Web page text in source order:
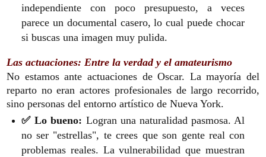
independiente con poco presupuesto, a veces
parece un documental casero, lo cual puede chocar
si buscas una imagen muy pulida.
Las actuaciones: Entre la verdad y el amateurismo
No estamos ante actuaciones de Oscar. La mayoría del
reparto no eran actores profesionales de largo recorrido,
sino personas del entorno artístico de Nueva York.
✅ Lo bueno: Logran una naturalidad pasmosa. Al
no ser "estrellas", te crees que son gente real con
problemas reales. La vulnerabilidad que muestran